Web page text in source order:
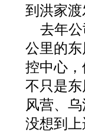
到洪家
去年
公里的
控中心
不只是
风营、
没想到